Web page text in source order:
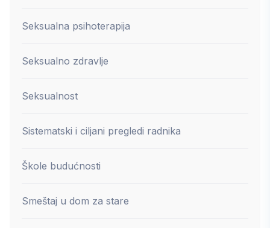
Seksualna psihoterapija
Seksualno zdravlje
Seksualnost
Sistematski i ciljani pregledi radnika
Škole budućnosti
Smeštaj u dom za stare